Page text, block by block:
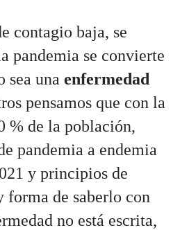
contagio baja, se
pandemia se convierte
sea una enfermedad
pensamos que con la
% de la población,
pandemia a endemia
y principios de
forma de saberlo con
no está escrita,